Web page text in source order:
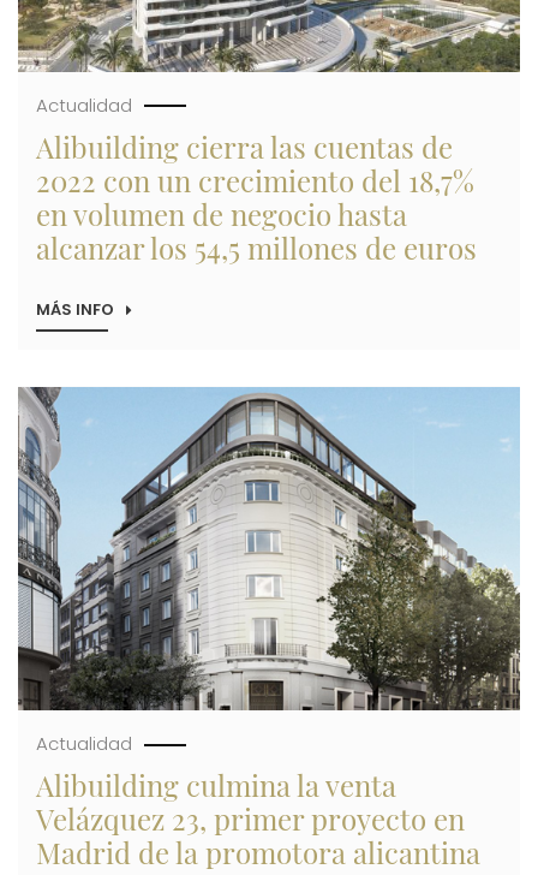
CAMPELLO
(ALICANTE)
Actualidad
Alibuilding cierra las cuentas de
2022 con un crecimiento del 18,7%
en volumen de negocio hasta
alcanzar los 54,5 millones de euros
MÁS INFO SOBRE
CUENTAS
CRECIMIENTO
DEL
18,7%
EN
VOLUMEN
DE
NEGOCIO
HASTA
ALCANZAR
LOS
54,5
MILLONES
DE
EUROS
Imagen
Actualidad
Alibuilding culmina la venta
Velázquez 23, primer proyecto en
Madrid de la promotora alicantina